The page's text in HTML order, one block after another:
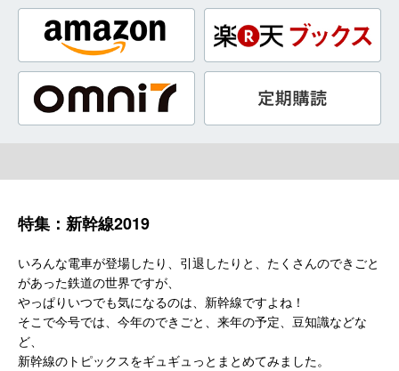
特集：新幹線2019
いろんな電車が登場したり、引退したりと、たくさんのできごと
があった鉄道の世界ですが、
やっぱりいつでも気になるのは、新幹線ですよね！
そこで今号では、今年のできごと、来年の予定、豆知識などな
ど、
新幹線のトピックスをギュギュっとまとめてみました。